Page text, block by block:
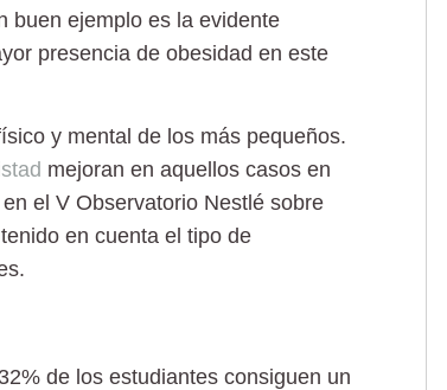
buen ejemplo es la evidente
presencia de obesidad en este
y mental de los más pequeños.
mejoran en aquellos casos en
en el V Observatorio Nestlé sobre
en cuenta el tipo de
32% de los estudiantes consiguen un